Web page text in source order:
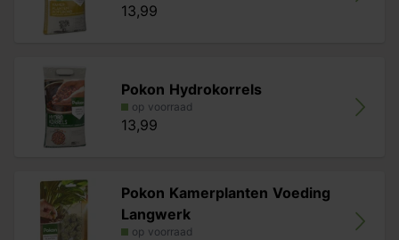
13,99
Pokon Hydrokorrels
op voorraad
13,99
Pokon Kamerplanten Voeding
Langwerk
op voorraad